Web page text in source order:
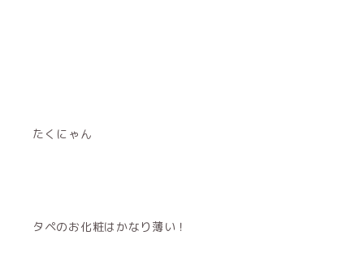
たくにゃん
タペのお化粧はかなり薄い！